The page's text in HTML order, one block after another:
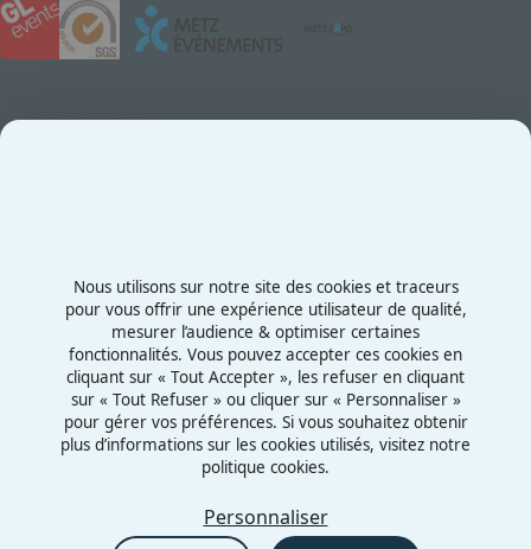
Rue de la Grange aux Bois
57070 - Metz
France
Politiques de confidentialité
Nous utilisons sur notre site des cookies et traceurs
pour vous offrir une expérience utilisateur de qualité,
mesurer l’audience & optimiser certaines
fonctionnalités. Vous pouvez accepter ces cookies en
cliquant sur « Tout Accepter », les refuser en cliquant
sur « Tout Refuser » ou cliquer sur « Personnaliser »
pour gérer vos préférences. Si vous souhaitez obtenir
plus d’informations sur les cookies utilisés, visitez notre
politique cookies.
Personnaliser